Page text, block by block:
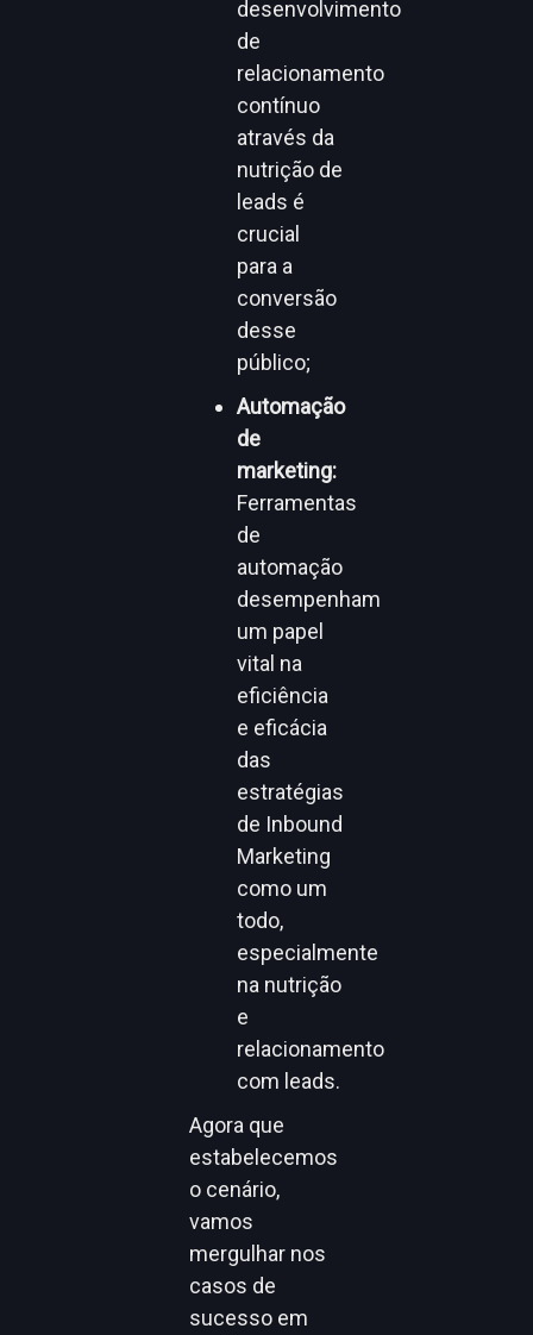
desenvolvimento
de
relacionamento
contínuo
através da
nutrição de
leads é
crucial
para a
conversão
desse
público;
Automação
de
marketing:
Ferramentas
de
automação
desempenham
um papel
vital na
eficiência
e eficácia
das
estratégias
de Inbound
Marketing
como um
todo,
especialmente
na nutrição
e
relacionamento
com leads.
Agora que
estabelecemos
o cenário,
vamos
mergulhar nos
casos de
sucesso em